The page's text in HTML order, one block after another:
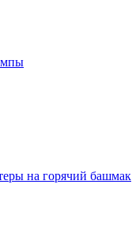
на горячий башмак